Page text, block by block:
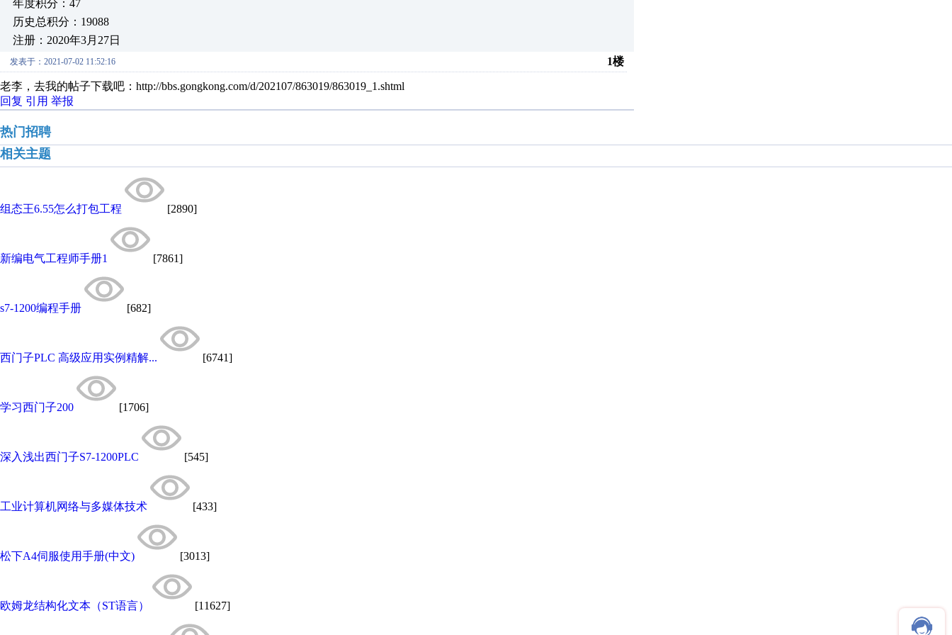
年度积分：47
历史总积分：19088
注册：2020年3月27日
发表于：2021-07-02 11:52:16 1楼
老李，去我的帖子下载吧：http://bbs.gongkong.com/d/202107/863019/863019_1.shtml
回复 引用 举报
热门招聘
相关主题
组态王6.55怎么打包工程 [2890]
新编电气工程师手册1 [7861]
s7-1200编程手册 [682]
西门子PLC 高级应用实例精解... [6741]
学习西门子200 [1706]
深入浅出西门子S7-1200PLC [545]
工业计算机网络与多媒体技术 [433]
松下A4伺服使用手册(中文) [3013]
欧姆龙结构化文本（ST语言） [11627]